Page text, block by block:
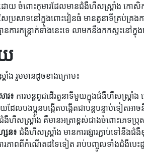
ដោយ ចំពោះកុមារដែលមានជំងឺហឺសស្ព្រាំង ក
ប្រសាទនៅក្នុងពោះវៀនធំ មានតួនាទីគ្រប់គ្រងក
នការកន្ត្រាក់ទាំងនេះទេ លាមកនឹងកកស្ទះនៅក្នុ
ង រួមមានដូចខាងក្រោម៖
រ៖ ការបន្តពូជដើរតួនាទីមួយក្នុងជំងឺហឺសស្ព្រាំង
ដែលបងប្អូនបង្កើតបង្កើតជាបន្តបន្ទាប់ទៀតអ
ហឺសស្ព្រាំង គឺមានអត្រាខ្ពស់ជាងចំពោះភេទប្រុ
ែន៖ ជំងឺហឺសស្ព្រាំង មានការផ្សារភ្ជាប់ទៅនឹង
ភាពពីកំណើតដទៃទៀត រាប់បញ្ចូលទាំងជំងឺបេ